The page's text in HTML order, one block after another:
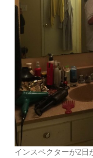
インスペクターが2日